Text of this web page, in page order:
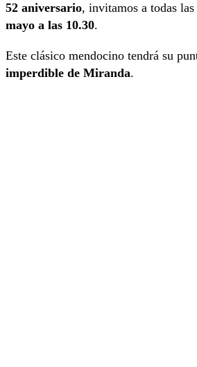
52 aniversario, invitamos a todas
mayo a las 10.30.
Este clásico mendocino tendrá su
imperdible de Miranda.